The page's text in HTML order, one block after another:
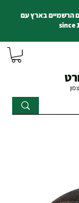
הרשמיים בארץ עם